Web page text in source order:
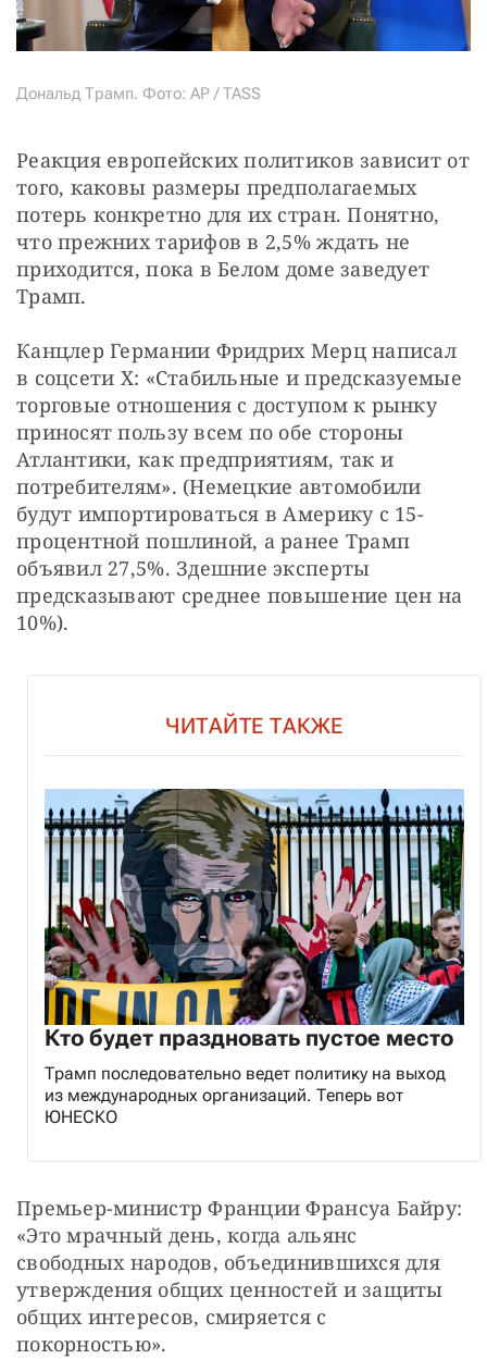
Дональд Трамп. Фото: AP / TASS
Реакция европейских политиков зависит от
того, каковы размеры предполагаемых
потерь конкретно для их стран. Понятно,
что прежних тарифов в 2,5% ждать не
приходится, пока в Белом доме заведует
Трамп.
Канцлер Германии Фридрих Мерц написал
в соцсети X: «Стабильные и предсказуемые
торговые отношения с доступом к рынку
приносят пользу всем по обе стороны
Атлантики, как предприятиям, так и
потребителям». (Немецкие автомобили
будут импортироваться в Америку с 15-
процентной пошлиной, а ранее Трамп
объявил 27,5%. Здешние эксперты
предсказывают среднее повышение цен на
10%).
ЧИТАЙТЕ ТАКЖЕ
Кто будет праздновать пустое место
Трамп последовательно ведет политику на выход
из международных организаций. Теперь вот
ЮНЕСКО
Премьер-министр Франции Франсуа Байру:
«Это мрачный день, когда альянс
свободных народов, объединившихся для
утверждения общих ценностей и защиты
общих интересов, смиряется с
покорностью».